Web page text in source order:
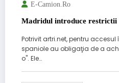
E-Camion.ro
Madridul introduce restrictii
Potrivit artri.net, pentru
spaniole au obligaţia de a
o". Ele…